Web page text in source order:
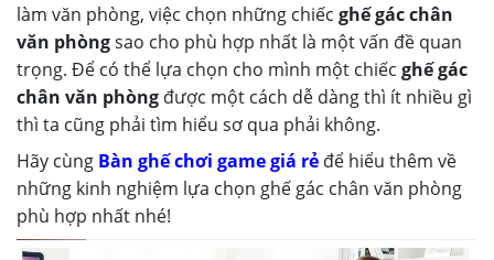
làm văn phòng, việc chọn những chiếc ghế gác chân
văn phòngsao cho phù hợp nhất là một vấn đề quan
trọng. Để có thể lựa chọn cho mình một chiếc ghế gác
chân văn phòng được một cách dễ dàng thì ít nhiều gì
thì ta cũng phải tìm hiểu sơ qua phải không.
Hãy cùng Bàn ghế chơi game giá rẻ để hiểu thêm về
những kinh nghiệm lựa chọn ghế gác chân văn phòng
phù hợp nhất nhé!